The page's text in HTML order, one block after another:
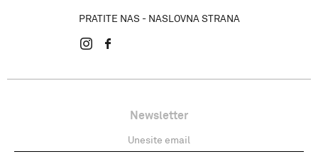
PRATITE NAS - NASLOVNA STRANA
Newsletter